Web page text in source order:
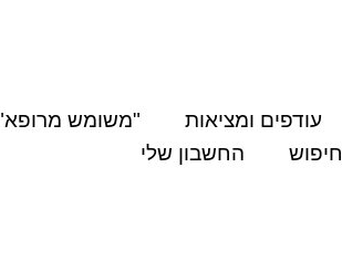
עודפים ומציאות "משומש
חיפוש
החשבון שלי